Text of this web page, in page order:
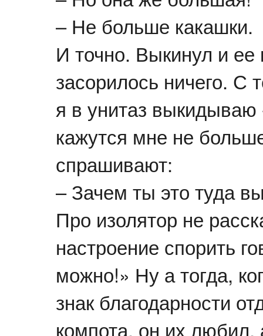
– Не больше какашки.
И точно. Выкинул и
засорилось ничего. С
я в унитаз
кажутся мне не
спрашивают:
– Зачем ты это туда
Про изолятор не
настроение спорить
можно!» Ну а тогда,
знак благодарности
компота, он их любил,